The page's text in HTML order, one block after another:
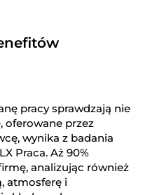
pracy sprawdzają nie
oferowane przez
wynika z badania
Praca. Aż 90%
analizując również
atmosferę i